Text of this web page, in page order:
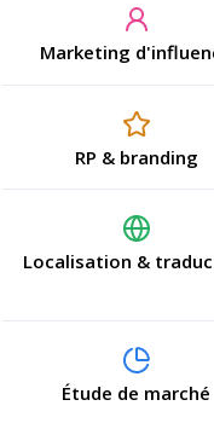
Marketing
RP & branding
Localisation &
Étude de marché